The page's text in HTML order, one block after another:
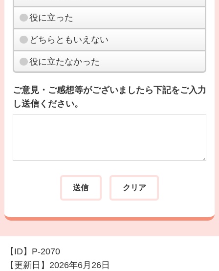
役に立った
どちらともいえない
役に立たなかった
ご意見・ご感想等がございましたら下記をご入力
し送信ください。
【ID】 P-2070
【更新日】 2026年6月26日